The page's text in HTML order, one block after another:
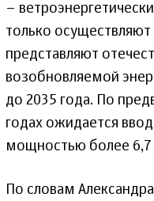
–
только
представляют
возобновляемой
до 2035 года. По
годах ожидается
мощностью более 6,7
По словам